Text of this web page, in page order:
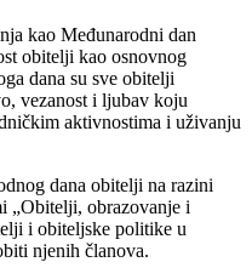
kao Međunarodni dan
obitelji kao osnovnog
dana su sve obitelji
vezanost i ljubav koju
aktivnostima i uživanju
dana obitelji na razini
„Obitelji, obrazovanje i
i obiteljske politike u
njenih članova.